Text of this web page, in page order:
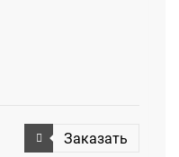
Заказать